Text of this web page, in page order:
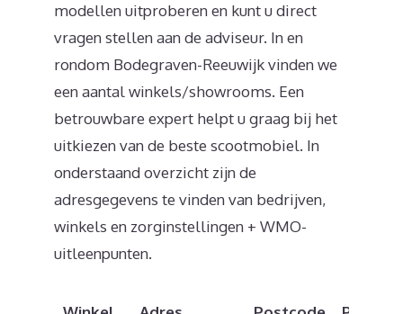
modellen uitproberen en kunt u direct
vragen stellen aan de adviseur. In en
rondom Bodegraven-Reeuwijk vinden we
een aantal winkels/showrooms. Een
betrouwbare expert helpt u graag bij het
uitkiezen van de beste scootmobiel. In
onderstaand overzicht zijn de
adresgegevens te vinden van bedrijven,
winkels en zorginstellingen + WMO-
uitleenpunten.